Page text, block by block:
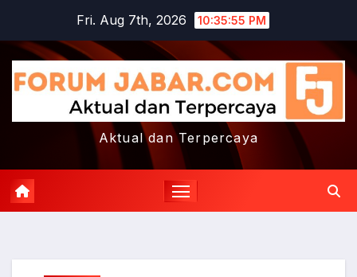
content
Fri. Aug 7th, 2026 10:35:56 PM
Aktual dan Terpercaya